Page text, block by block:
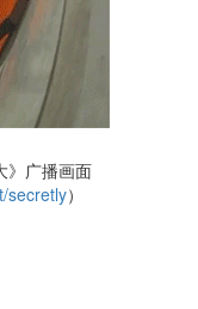
》广播画面
secretly）